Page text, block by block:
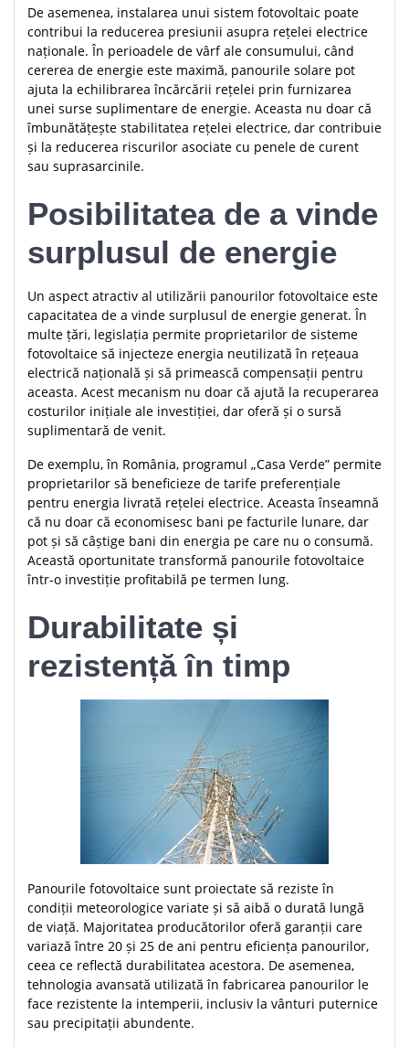
De asemenea, instalarea unui sistem fotovoltaic poate
contribui la reducerea presiunii asupra rețelei electrice
naționale. În perioadele de vârf ale consumului, când
cererea de energie este maximă, panourile solare pot
ajuta la echilibrarea încărcării rețelei prin furnizarea
unei surse suplimentare de energie. Aceasta nu doar că
îmbunătățește stabilitatea rețelei electrice, dar contribuie
și la reducerea riscurilor asociate cu penele de curent
sau suprasarcinile.
Posibilitatea de a vinde
surplusul de energie
Un aspect atractiv al utilizării panourilor fotovoltaice este
capacitatea de a vinde surplusul de energie generat. În
multe țări, legislația permite proprietarilor de sisteme
fotovoltaice să injecteze energia neutilizată în rețeaua
electrică națională și să primească compensații pentru
aceasta. Acest mecanism nu doar că ajută la recuperarea
costurilor inițiale ale investiției, dar oferă și o sursă
suplimentară de venit.
De exemplu, în România, programul „Casa Verde” permite
proprietarilor să beneficieze de tarife preferențiale
pentru energia livrată rețelei electrice. Aceasta înseamnă
că nu doar că economisesc bani pe facturile lunare, dar
pot și să câștige bani din energia pe care nu o consumă.
Această oportunitate transformă panourile fotovoltaice
într-o investiție profitabilă pe termen lung.
Durabilitate și
rezistență în timp
Panourile fotovoltaice sunt proiectate să reziste în
condiții meteorologice variate și să aibă o durată lungă
de viață. Majoritatea producătorilor oferă garanții care
variază între 20 și 25 de ani pentru eficiența panourilor,
ceea ce reflectă durabilitatea acestora. De asemenea,
tehnologia avansată utilizată în fabricarea panourilor le
face rezistente la intemperii, inclusiv la vânturi puternice
sau precipitații abundente.